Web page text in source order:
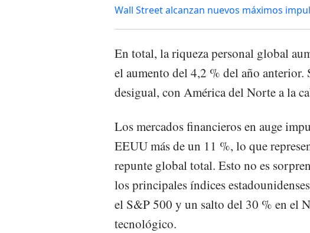
Wall Street alcanzan nuevos máximos
En total, la riqueza personal global
el aumento del 4,2 % del año
desigual, con América del Norte a la
Los mercados financieros en auge
EEUU más de un 11 %, lo que
repunte global total. Esto no es
los principales índices
el S&P 500 y un salto del 30 % en el
tecnológico.